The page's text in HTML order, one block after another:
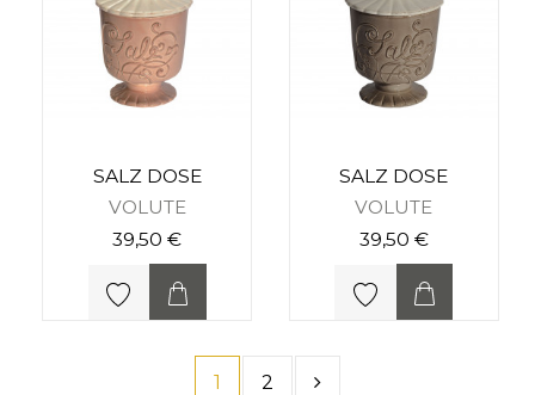
SALZ DOSE
VOLUTE
39,50 €
SALZ DOSE
VOLUTE
39,50 €
1 2